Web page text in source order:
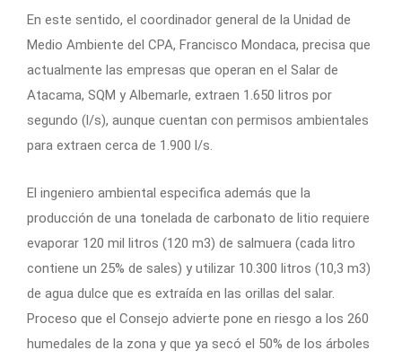
En este sentido, el coordinador general de la Unidad de
Medio Ambiente del CPA, Francisco Mondaca, precisa que
actualmente las empresas que operan en el Salar de
Atacama, SQM y Albemarle, extraen 1.650 litros por
segundo (l/s), aunque cuentan con permisos ambientales
para extraen cerca de 1.900 l/s.
El ingeniero ambiental especifica además que la
producción de una tonelada de carbonato de litio requiere
evaporar 120 mil litros (120 m3) de salmuera (cada litro
contiene un 25% de sales) y utilizar 10.300 litros (10,3 m3)
de agua dulce que es extraída en las orillas del salar.
Proceso que el Consejo advierte pone en riesgo a los 260
humedales de la zona y que ya secó el 50% de los árboles